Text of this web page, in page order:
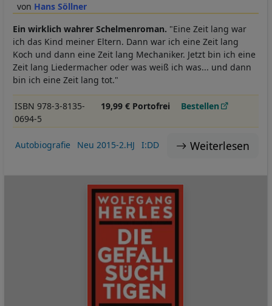
Hans Söllner
Ein wirklich wahrer Schelmenroman. "Eine Zeit lang war
ich das Kind meiner Eltern. Dann war ich eine Zeit lang
Koch und dann eine Zeit lang Mechaniker. Jetzt bin ich eine
Zeit lang Liedermacher oder was weiß ich was... und dann
bin ich eine Zeit lang tot."
ISBN 978-3-8135-
0694-5
19,99 € Portofrei Bestellen
Weiterlesen
Autobiografie Neu 2015-2.HJ I:DD